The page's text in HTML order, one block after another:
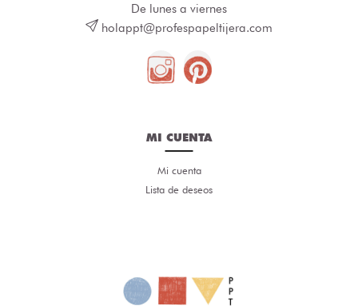
De lunes a viernes
holappt@profespapeltijera.com
MI CUENTA
Mi cuenta
Lista de deseos